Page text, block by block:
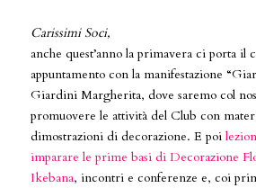
Carissimi Soci,
anche quest’anno la primavera ci porta il
appuntamento con la manifestazione
Giardini Margherita, dove saremo col
promuovere le attività del Club con
dimostrazioni di decorazione. E poi
imparare le prime basi di Decorazione
Ikebana, incontri e conferenze e, coi